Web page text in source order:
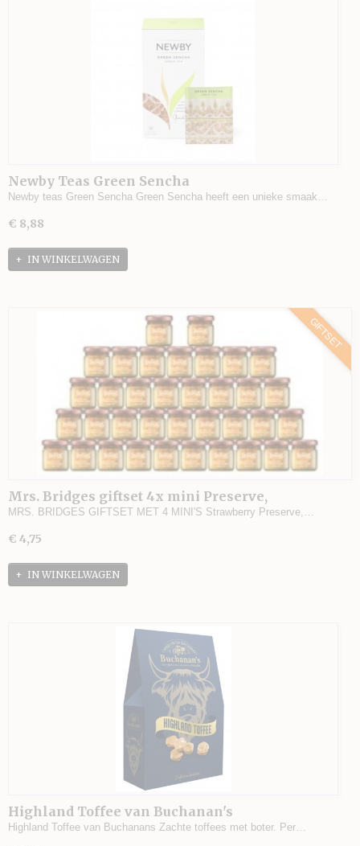
Newby Teas Green Sencha
Newby teas Green Sencha Green Sencha heeft een unieke smaak…
€ 8,88
IN WINKELWAGEN
GIFTSET
Mrs. Bridges giftset 4x mini Preserve,
Marmalade, Lemon curd
MRS. BRIDGES GIFTSET MET 4 MINI'S Strawberry Preserve,…
€ 4,75
IN WINKELWAGEN
Highland Toffee van Buchanan's
Highland Toffee van Buchanans Zachte toffees met boter. Per…